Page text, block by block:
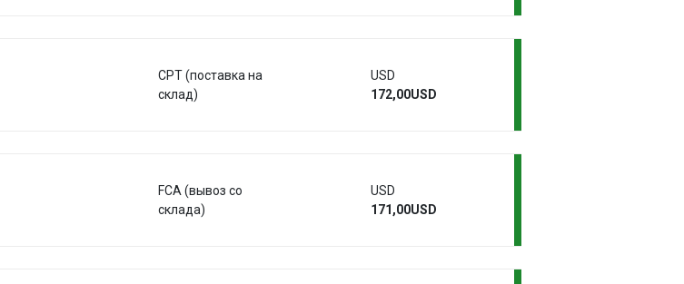
CPT (поставка на
склад)
USD
172,00USD
FCA (вывоз со
склада)
USD
171,00USD